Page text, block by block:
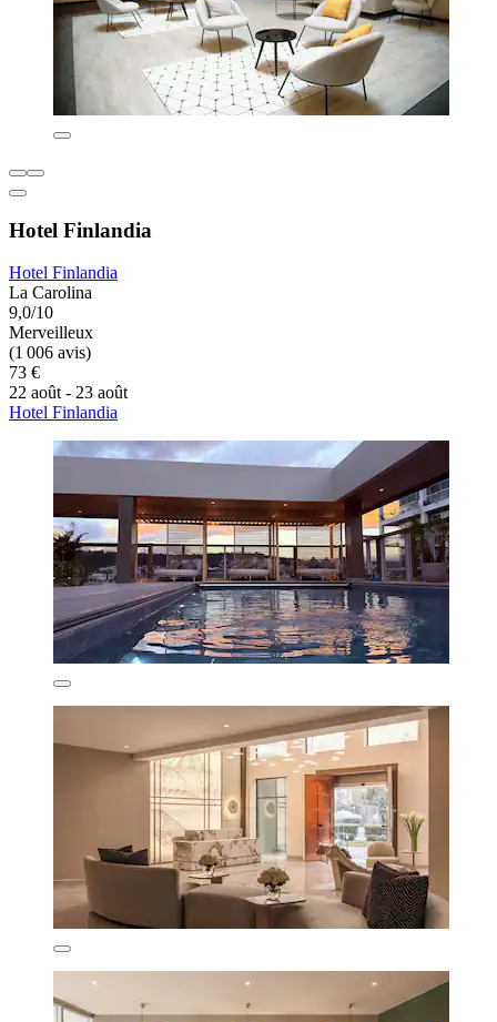
Hotel Finlandia
Hotel Finlandia
La Carolina
9,0/10
Merveilleux
(1 006 avis)
73 €
22 août - 23 août
Hotel Finlandia